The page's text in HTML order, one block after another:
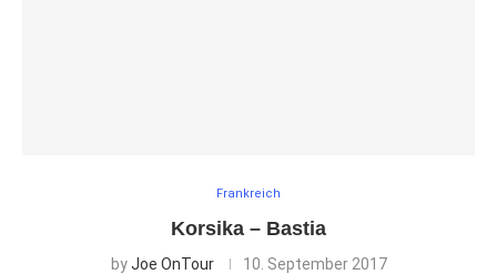
Frankreich
Korsika – Bastia
byJoe OnTour 10. September 2017